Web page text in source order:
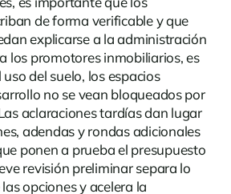
de forma verificable y que
explicarse a la administración
los promotores inmobiliarios, es
del suelo, los espacios
no se vean bloqueados por
aclaraciones tardías dan lugar
adendas y rondas adicionales
ponen a prueba el presupuesto
revisión preliminar separa lo
opciones y acelera la